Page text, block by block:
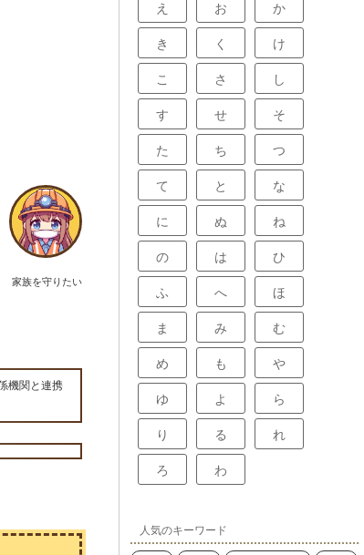
家族を守りたい
機関と連携
え お か
き く け
こ さ し
す せ そ
た ち つ
て と な
に ぬ ね
の は ひ
ふ へ ほ
ま み む
め も や
ゆ よ ら
り る れ
ろ わ
人気のキーワード